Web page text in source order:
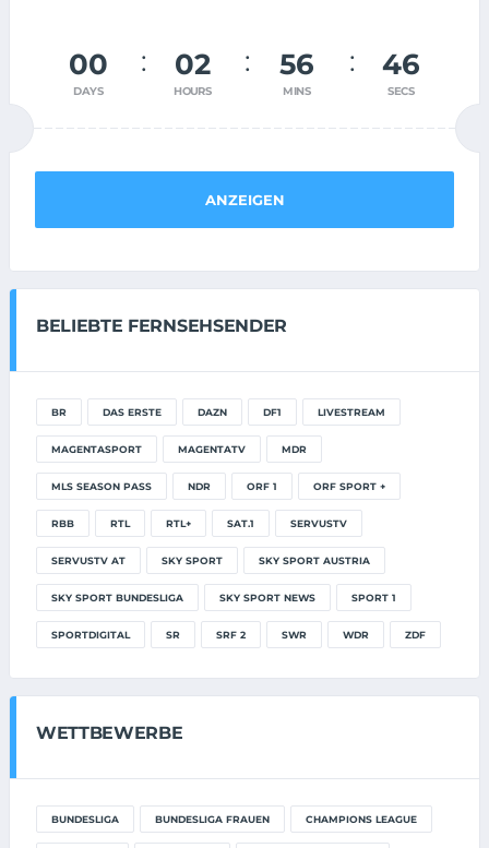
00
DAYS
02
HOURS
56
MINS
46
SECS
ANZEIGEN
BELIEBTE FERNSEHSENDER
BR DAS ERSTE DAZN DF1 LIVESTREAM
MAGENTASPORT MAGENTATV MDR
MLS SEASON PASS NDR ORF 1 ORF SPORT +
RBB RTL RTL+ SAT.1 SERVUSTV
SERVUSTV AT SKY SPORT SKY SPORT AUSTRIA
SKY SPORT BUNDESLIGA SKY SPORT NEWS SPORT 1
SPORTDIGITAL SR SRF 2 SWR WDR ZDF
WETTBEWERBE
BUNDESLIGA BUNDESLIGA FRAUEN CHAMPIONS LEAGUE